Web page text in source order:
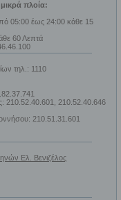
πλοία:
05:00 έως 24:00 κάθε 15
60 Λεπτά
τηλ.: 1110
210.52.40.601, 210.52.40.646
210.51.31.601
Ελ. Βενιζέλος